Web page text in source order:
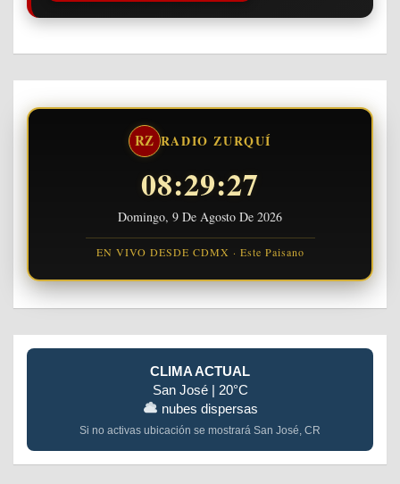
RZ RADIO ZURQUÍ
08:29:28
Domingo, 9 De Agosto De 2026
EN VIVO DESDE CDMX · Este Paisano
CLIMA ACTUAL
San José | 20°C
nubes dispersas
Si no activas ubicación se mostrará San José, CR